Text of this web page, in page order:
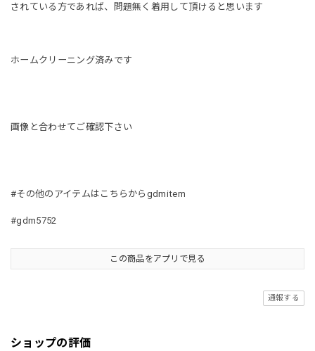
されている方であれば、問題無く着用して頂けると思います
ホームクリーニング済みです
画像と合わせてご確認下さい
#その他のアイテムはこちらからgdmitem
#gdm5752
この商品をアプリで見る
通報する
ショップの評価